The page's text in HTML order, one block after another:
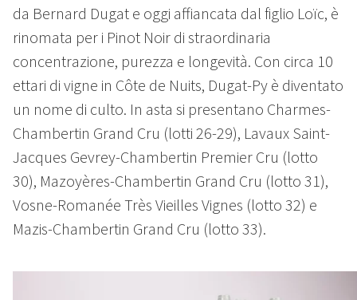
da Bernard Dugat e oggi affiancata dal figlio Loïc, è
rinomata per i Pinot Noir di straordinaria
concentrazione, purezza e longevità. Con circa 10
ettari di vigne in Côte de Nuits, Dugat-Py è diventato
un nome di culto. In asta si presentano Charmes-
Chambertin Grand Cru (lotti 26-29), Lavaux Saint-
Jacques Gevrey-Chambertin Premier Cru (lotto
30), Mazoyères-Chambertin Grand Cru (lotto 31),
Vosne-Romanée Très Vieilles Vignes (lotto 32) e
Mazis-Chambertin Grand Cru (lotto 33).